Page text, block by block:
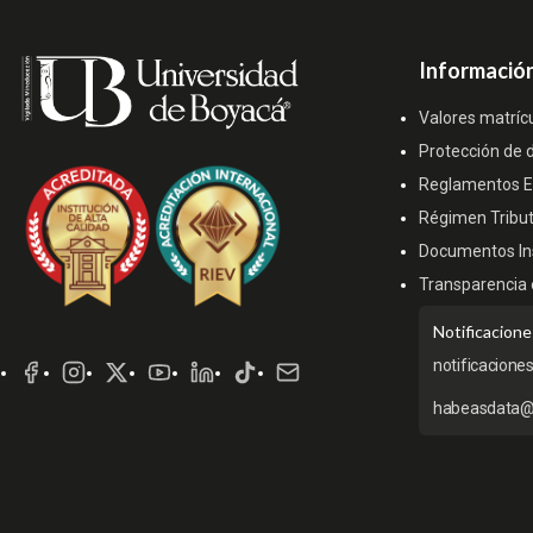
Sociales
Valores
Protección de
Reglamentos
Régimen
Documentos
Transparencia